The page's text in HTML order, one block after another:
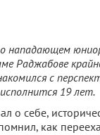
нападающем
Раджабове
с
19 лет.
о себе,
как